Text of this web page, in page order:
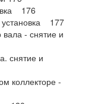
176
установка 177
вала - снятие и
снятие и
коллекторе -